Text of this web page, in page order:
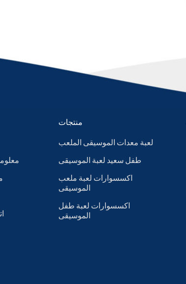
منتجات
لعبة معدات الموسيقى الملعب
طفل سعيد لعبة الموسيقى
اكسسوارات لعبة ملعب
الموسيقى
اكسسوارات لعبة طفل
الموسيقى